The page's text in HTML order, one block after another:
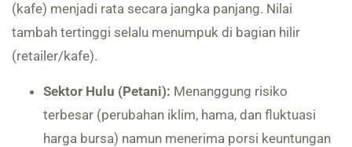
(kafe) menjadi rata secara jangka panjang. Nilai
tambah tertinggi selalu menumpuk di bagian hilir
(retailer/kafe).
Sektor Hulu (Petani): Menanggung risiko
terbesar (perubahan iklim, hama, dan fluktuasi
harga bursa) namun menerima porsi keuntungan